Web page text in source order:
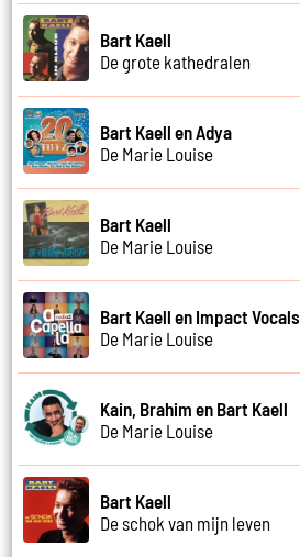
Bart Kaell
De grote kathedralen
Bart Kaell en Adya
De Marie Louise
Bart Kaell
De Marie Louise
Bart Kaell en Impact Vocals
De Marie Louise
Kain, Brahim en Bart Kaell
De Marie Louise
Bart Kaell
De schok van mijn leven